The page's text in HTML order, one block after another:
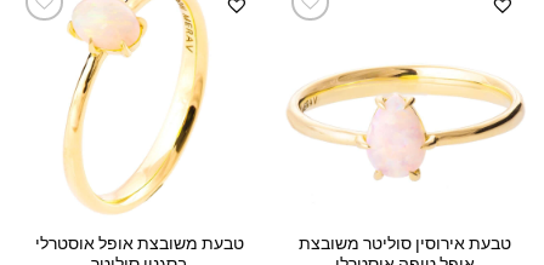
טבעת אירוסין סוליטר משובצת
טבעת משובצת אופל אוסטרלי